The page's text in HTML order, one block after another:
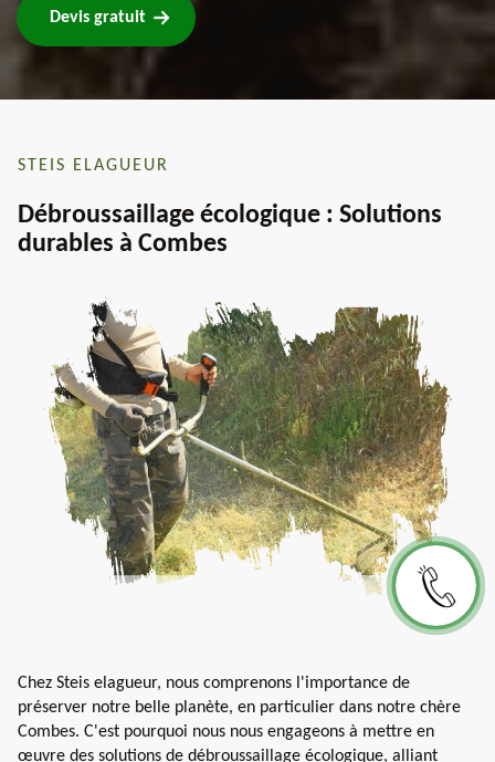
Devis gratuit
STEIS ELAGUEUR
Débroussaillage écologique : Solutions
durables à Combes
Chez Steis elagueur, nous comprenons l'importance de
préserver notre belle planète, en particulier dans notre chère
Combes. C'est pourquoi nous nous engageons à mettre en
œuvre des solutions de débroussaillage écologique, alliant